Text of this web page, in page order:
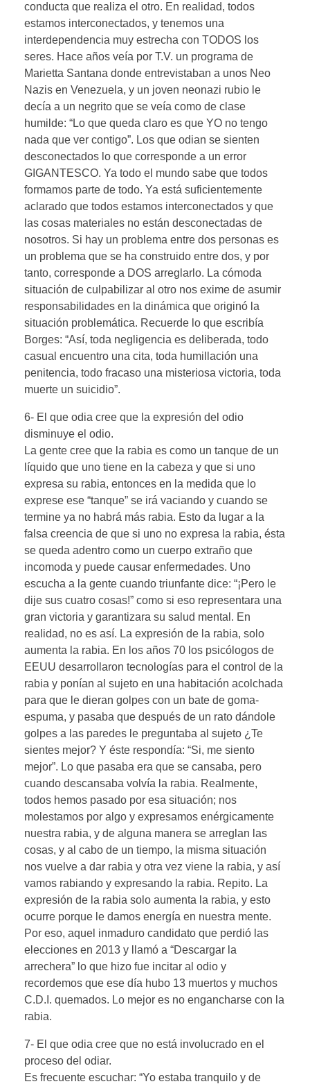
conducta que realiza el otro. En realidad, todos
estamos interconectados, y tenemos una
interdependencia muy estrecha con TODOS los
seres. Hace años veía por T.V. un programa de
Marietta Santana donde entrevistaban a unos Neo
Nazis en Venezuela, y un joven neonazi rubio le
decía a un negrito que se veía como de clase
humilde: “Lo que queda claro es que YO no tengo
nada que ver contigo”. Los que odian se sienten
desconectados lo que corresponde a un error
GIGANTESCO. Ya todo el mundo sabe que todos
formamos parte de todo. Ya está suficientemente
aclarado que todos estamos interconectados y que
las cosas materiales no están desconectadas de
nosotros. Si hay un problema entre dos personas es
un problema que se ha construido entre dos, y por
tanto, corresponde a DOS arreglarlo. La cómoda
situación de culpabilizar al otro nos exime de asumir
responsabilidades en la dinámica que originó la
situación problemática. Recuerde lo que escribía
Borges: “Así, toda negligencia es deliberada, todo
casual encuentro una cita, toda humillación una
penitencia, todo fracaso una misteriosa victoria, toda
muerte un suicidio”.
6- El que odia cree que la expresión del odio
disminuye el odio.
La gente cree que la rabia es como un tanque de un
líquido que uno tiene en la cabeza y que si uno
expresa su rabia, entonces en la medida que lo
exprese ese “tanque” se irá vaciando y cuando se
termine ya no habrá más rabia. Esto da lugar a la
falsa creencia de que si uno no expresa la rabia, ésta
se queda adentro como un cuerpo extraño que
incomoda y puede causar enfermedades. Uno
escucha a la gente cuando triunfante dice: “¡Pero le
dije sus cuatro cosas!” como si eso representara una
gran victoria y garantizara su salud mental. En
realidad, no es así. La expresión de la rabia, solo
aumenta la rabia. En los años 70 los psicólogos de
EEUU desarrollaron tecnologías para el control de la
rabia y ponían al sujeto en una habitación acolchada
para que le dieran golpes con un bate de goma-
espuma, y pasaba que después de un rato dándole
golpes a las paredes le preguntaba al sujeto ¿Te
sientes mejor? Y éste respondía: “Si, me siento
mejor”. Lo que pasaba era que se cansaba, pero
cuando descansaba volvía la rabia. Realmente,
todos hemos pasado por esa situación; nos
molestamos por algo y expresamos enérgicamente
nuestra rabia, y de alguna manera se arreglan las
cosas, y al cabo de un tiempo, la misma situación
nos vuelve a dar rabia y otra vez viene la rabia, y así
vamos rabiando y expresando la rabia. Repito. La
expresión de la rabia solo aumenta la rabia, y esto
ocurre porque le damos energía en nuestra mente.
Por eso, aquel inmaduro candidato que perdió las
elecciones en 2013 y llamó a “Descargar la
arrechera” lo que hizo fue incitar al odio y
recordemos que ese día hubo 13 muertos y muchos
C.D.I. quemados. Lo mejor es no engancharse con la
rabia.
7- El que odia cree que no está involucrado en el
proceso del odiar.
Es frecuente escuchar: “Yo estaba tranquilo y de